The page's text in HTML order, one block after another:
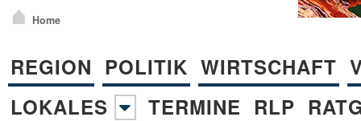
Home
REGION POLITIK WIRTSCHAFT
LOKALES
TERMINE RLP